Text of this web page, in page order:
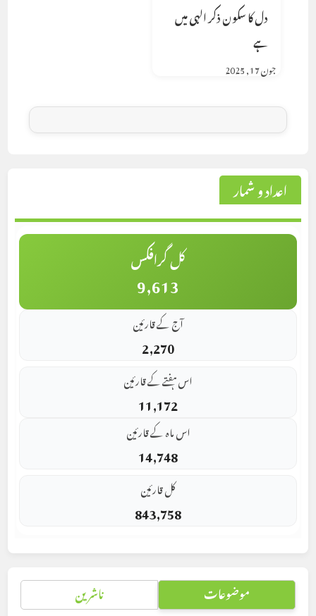
دل کا سکون ذکر الہی میں
ہے
جون 17, 2025
اعداد و شمار
کل گرافکس
9,613
آج کے قارئین
2,270
اس ہفتے کے قارئین
11,172
اس ماہ کے قارئین
14,748
کل قارئین
843,758
موضوعات ناشرین